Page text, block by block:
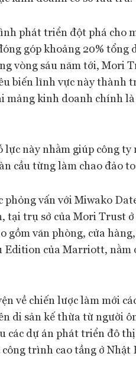
phát triển đột phá cho
góp khoảng 20% tổng
vòng sáu năm tới, Mori
biến lĩnh vực này thành
mảng kinh doanh chính
này nhằm giúp công ty
cầu từng làm chao đảo
phỏng vấn với Miwako
tại trụ sở của Mori Trust
gồm văn phòng, cửa
Edition của Marriott, nằm
về chiến lược làm mới
di sản kế thừa từ người
các dự án phát triển đô
công trình cao tầng ở